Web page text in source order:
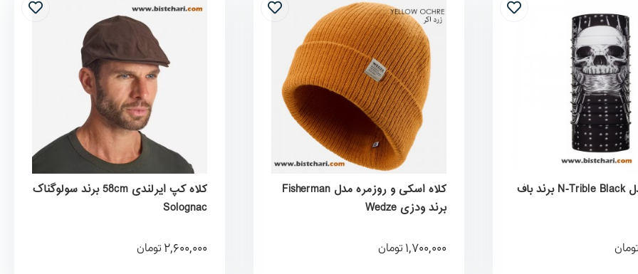
اسکارف مدل N-Trible Black برند باف
کلاه اسکی و روزمره مدل Fisherman
برند ودزی Wedze
1,700,000 تومان
کلاه کپ ایرلندی 58cm برند سولوگناک
Solognac
2,600,000 تومان